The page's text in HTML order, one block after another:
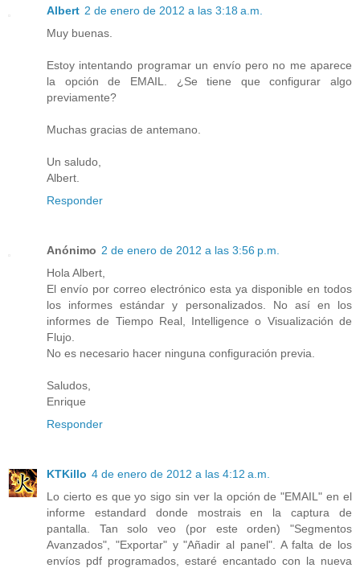
Albert 2 de enero de 2012 a las 3:18 a.m.
Muy buenas.
Estoy intentando programar un envío pero no me aparece
la opción de EMAIL. ¿Se tiene que configurar algo
previamente?
Muchas gracias de antemano.
Un saludo,
Albert.
Responder
Anónimo 2 de enero de 2012 a las 3:56 p.m.
Hola Albert,
El envío por correo electrónico esta ya disponible en todos
los informes estándar y personalizados. No así en los
informes de Tiempo Real, Intelligence o Visualización de
Flujo.
No es necesario hacer ninguna configuración previa.
Saludos,
Enrique
Responder
KTKillo 4 de enero de 2012 a las 4:12 a.m.
Lo cierto es que yo sigo sin ver la opción de "EMAIL" en el
informe estandard donde mostrais en la captura de
pantalla. Tan solo veo (por este orden) "Segmentos
Avanzados", "Exportar" y "Añadir al panel". A falta de los
envíos pdf programados, estaré encantado con la nueva